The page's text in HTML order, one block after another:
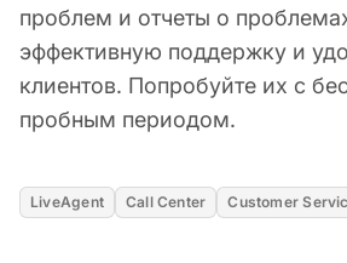
проблем и отчеты о
эффективную поддержку и
клиентов. Попробуйте их с
пробным периодом.
LiveAgent Call Center Customer